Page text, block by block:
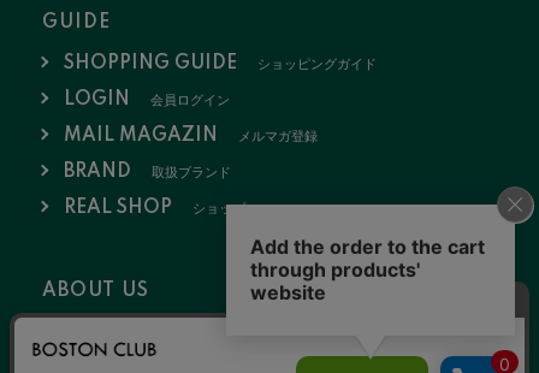
GUIDE
SHOPPING GUIDE ショッピングガイド
LOGIN 会員ログイン
MAIL MAGAZIN メルマガ登録
BRAND 取扱ブランド
REAL SHOP ショップ
ABOUT US
特定商取引法